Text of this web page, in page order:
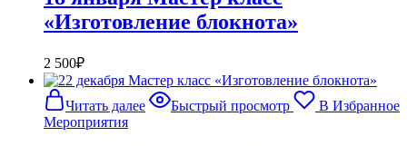
«Изготовление блокнота»
2 500₽
Читать далее Быстрый просмотр
В Избранное
Мероприятия